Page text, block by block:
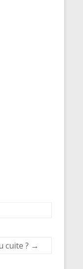
cuite ? →